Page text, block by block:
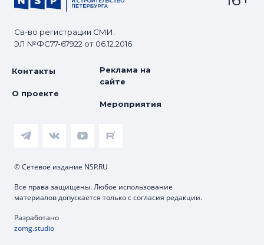
Св-во регистрации СМИ:
ЭЛ №ФС77-67922 от 06.12.2016
Контакты
О проекте
Реклама на
сайте
Мероприятия
© Сетевое издание NSP.RU
Все права защищены. Любое использование
материалов допускается только с согласия редакции.
Разработано
zomg.studio